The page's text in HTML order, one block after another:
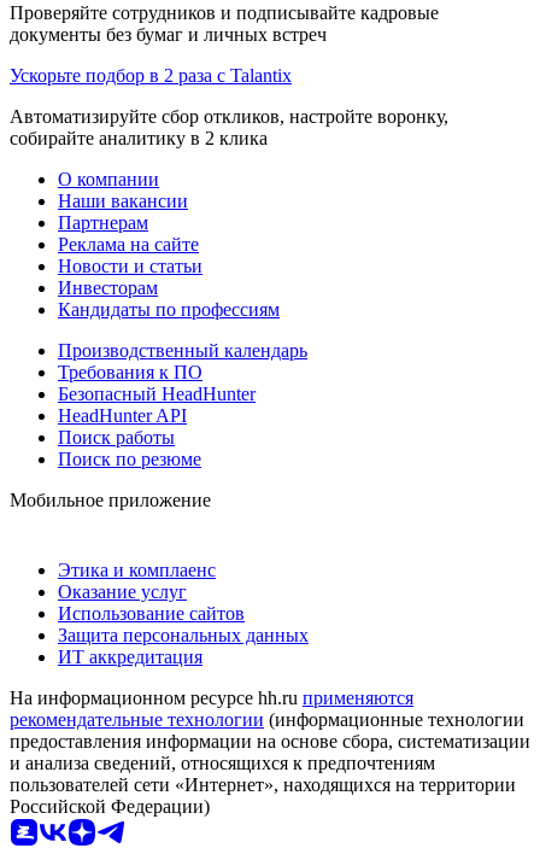
Проверяйте сотрудников и подписывайте кадровые
документы без бумаг и личных встреч
Ускорьте подбор в 2 раза с Talantix
Автоматизируйте сбор откликов, настройте воронку,
собирайте аналитику в 2 клика
О компании
Наши вакансии
Партнерам
Реклама на сайте
Новости и статьи
Инвесторам
Кандидаты по профессиям
Производственный календарь
Требования к ПО
Безопасный HeadHunter
HeadHunter API
Поиск работы
Поиск по резюме
Мобильное приложение
Этика и комплаенс
Оказание услуг
Использование сайтов
Защита персональных данных
ИТ аккредитация
На информационном ресурсе hh.ru применяются
рекомендательные технологии (информационные технологии
предоставления информации на основе сбора, систематизации
и анализа сведений, относящихся к предпочтениям
пользователей сети «Интернет», находящихся на территории
Российской Федерации)